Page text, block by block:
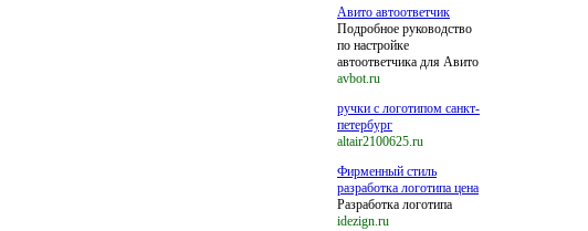
Авито автоответчик
Подробное руководство
по настройке
автоответчика для Авито
avbot.ru
ручки с логотипом санкт-
петербург
altair2100625.ru
Фирменный стиль
разработка логотипа цена
Разработка логотипа
idezign.ru